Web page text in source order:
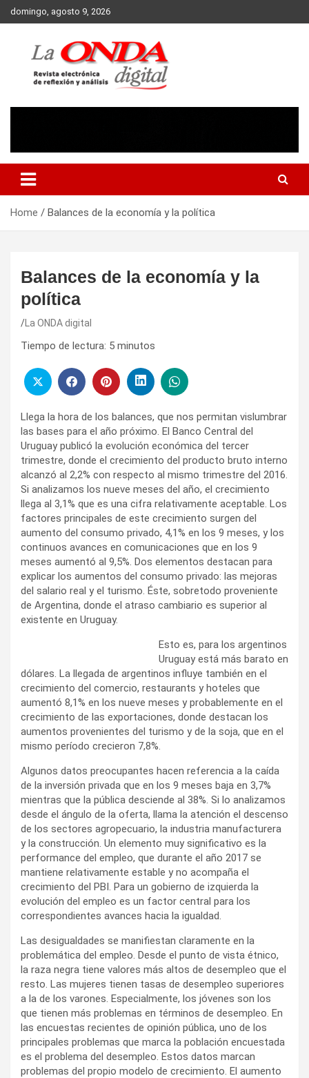
Skip
to
domingo, agosto 9, 2026
Home Balances de la economía y la política
Balances de la economía y la
política
La ONDA digital
Tiempo de lectura: 5 minutos
Llega la hora de los balances, que nos permitan vislumbrar
las bases para el año próximo. El Banco Central del
Uruguay publicó la evolución económica del tercer
trimestre, donde el crecimiento del producto bruto interno
alcanzó al 2,2% con respecto al mismo trimestre del 2016.
Si analizamos los nueve meses del año, el crecimiento
llega al 3,1% que es una cifra relativamente aceptable. Los
factores principales de este crecimiento surgen del
aumento del consumo privado, 4,1% en los 9 meses, y los
continuos avances en comunicaciones que en los 9
meses aumentó al 9,5%. Dos elementos destacan para
explicar los aumentos del consumo privado: las mejoras
del salario real y el turismo. Éste, sobretodo proveniente
de Argentina, donde el atraso cambiario es superior al
existente en Uruguay.
Esto es, para los argentinos
Uruguay está más barato en
dólares. La llegada de argentinos influye también en el
crecimiento del comercio, restaurants y hoteles que
aumentó 8,1% en los nueve meses y probablemente en el
crecimiento de las exportaciones, donde destacan los
aumentos provenientes del turismo y de la soja, que en el
mismo período crecieron 7,8%.
Algunos datos preocupantes hacen referencia a la caída
de la inversión privada que en los 9 meses baja en 3,7%
mientras que la pública desciende al 38%. Si lo analizamos
desde el ángulo de la oferta, llama la atención el descenso
de los sectores agropecuario, la industria manufacturera
y la construcción. Un elemento muy significativo es la
performance del empleo, que durante el año 2017 se
mantiene relativamente estable y no acompaña el
crecimiento del PBI. Para un gobierno de izquierda la
evolución del empleo es un factor central para los
correspondientes avances hacia la igualdad.
Las desigualdades se manifiestan claramente en la
problemática del empleo. Desde el punto de vista étnico,
la raza negra tiene valores más altos de desempleo que el
resto. Las mujeres tienen tasas de desempleo superiores
a la de los varones. Especialmente, los jóvenes son los
que tienen más problemas en términos de desempleo. En
las encuestas recientes de opinión pública, uno de los
principales problemas que marca la población encuestada
es el problema del desempleo. Estos datos marcan
problemas del propio modelo de crecimiento. El aumento